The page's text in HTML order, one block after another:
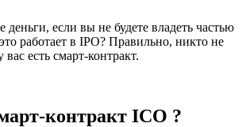
если вы не будете владеть частью
работает в IPO? Правильно, никто не
есть смарт-контракт.
контракт ICO ?